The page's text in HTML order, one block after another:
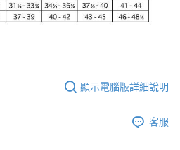
顯示電腦版詳細說明
客服